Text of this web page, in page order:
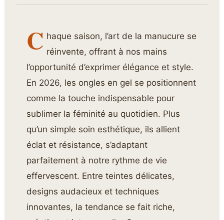
C haque saison, l’art de la manucure se
réinvente, offrant à nos mains
l’opportunité d’exprimer élégance et style.
En 2026, les ongles en gel se positionnent
comme la touche indispensable pour
sublimer la féminité au quotidien. Plus
qu’un simple soin esthétique, ils allient
éclat et résistance, s’adaptant
parfaitement à notre rythme de vie
effervescent. Entre teintes délicates,
designs audacieux et techniques
innovantes, la tendance se fait riche,